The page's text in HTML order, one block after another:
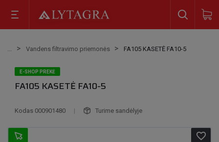
Vandens filtravimo priemonės FA105 KASETĖ FA10-5
E-SHOP PREKĖ
FA105 KASETĖ FA10-5
Kodas 000901480 | Turime sandėlyje
favorite_border